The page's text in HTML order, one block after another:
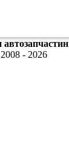
2008 - 2026